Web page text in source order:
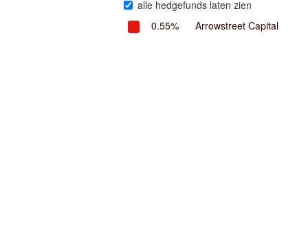
alle hedgefunds laten zien
0.55%
Arrowstreet Capital